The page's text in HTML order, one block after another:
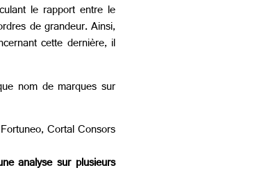
le rapport entre le
de grandeur. Ainsi,
cette dernière, il
nom de marques sur
Cortal Consors
analyse sur plusieurs